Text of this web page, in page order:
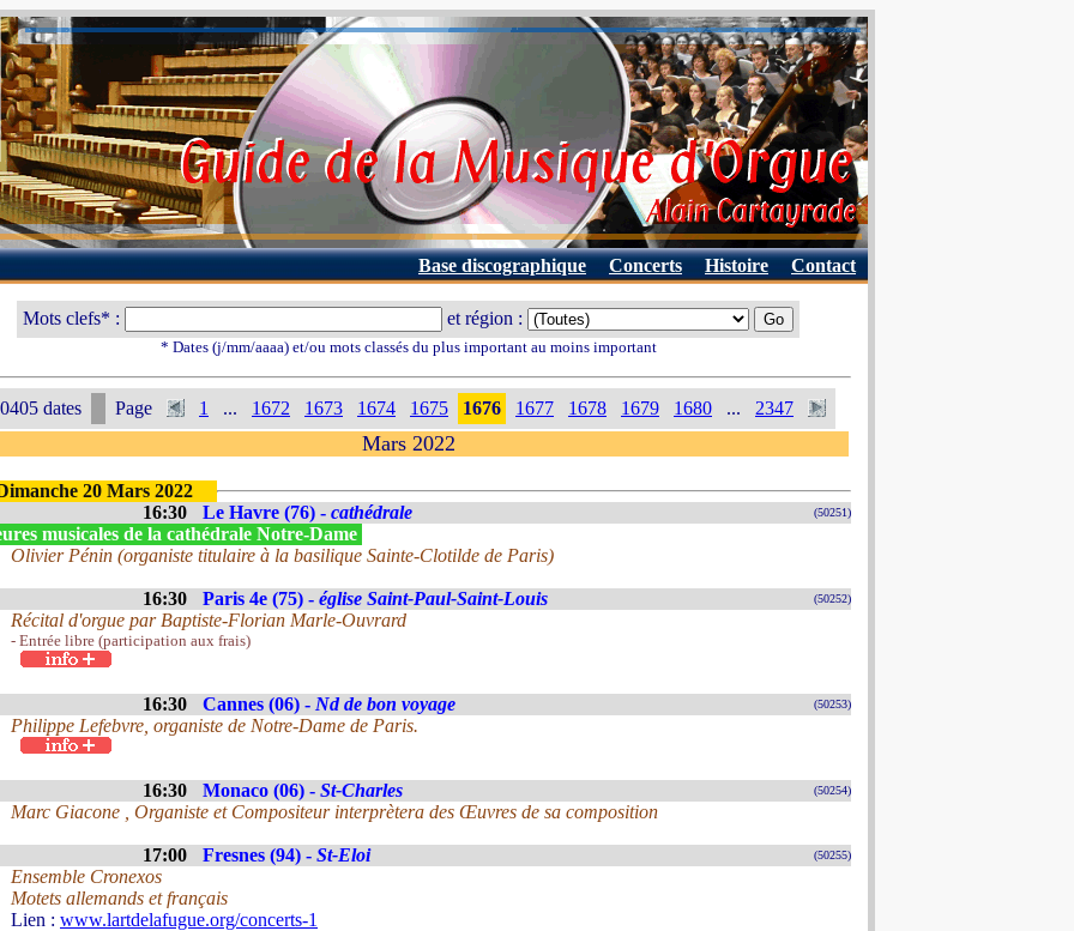
Base discographique Concerts Histoire Contact
Mots clefs* : et région :
* Dates (j/mm/aaaa) et/ou mots classés du plus important au moins important
dates Page 1 ... 1672 1673 1674 1675 1676 1677 1678 1679 1680 ... 2347
Mars 2022
20 Mars 2022
16:30
Le Havre (76) - cathédrale (50251)
musicales de la cathédrale Notre-Dame
Olivier Pénin (organiste titulaire à la basilique Sainte-Clotilde de Paris)
16:30 Paris 4e (75) - église Saint-Paul-Saint-Louis (50252)
Récital d'orgue par Baptiste-Florian Marle-Ouvrard
- Entrée libre (participation aux frais)
16:30 Cannes (06) - Nd de bon voyage (50253)
Philippe Lefebvre, organiste de Notre-Dame de Paris.
16:30 Monaco (06) - St-Charles (50254)
Marc Giacone , Organiste et Compositeur interprètera des Œuvres de sa composition
17:00 Fresnes (94) - St-Eloi (50255)
Ensemble Cronexos
Motets allemands et français
Lien : www.lartdelafugue.org/concerts-1